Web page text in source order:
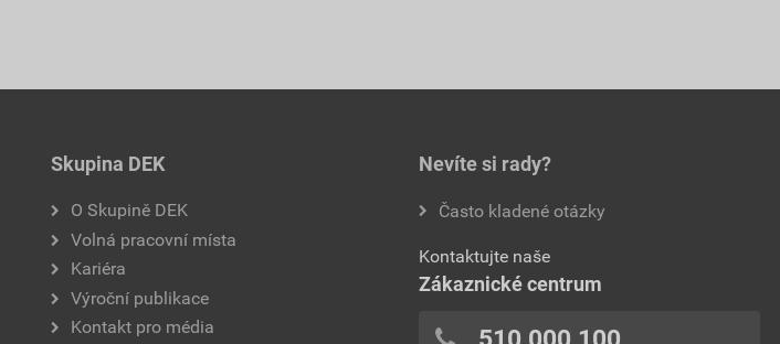
Skupina DEK
O Skupině DEK
Volná pracovní místa
Kariéra
Výroční publikace
Kontakt pro média
Nevíte si rady?
Často kladené otázky
Kontaktujte naše
Zákaznické centrum